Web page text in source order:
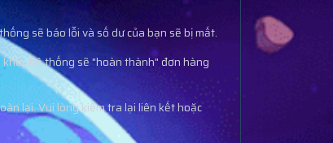
sẽ báo lỗi và số dư của bạn sẽ bị mất.
hệ thống sẽ "hoàn thành" đơn hàng
lại. Vui lòng kiểm tra lại liên kết hoặc